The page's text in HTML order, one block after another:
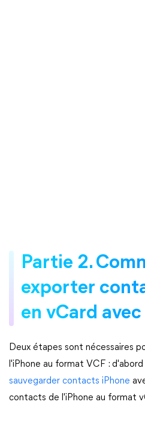
Partie 2.
exporter
en vCard
Deux étapes sont nécessaires
l'iPhone au format VCF : d'abord
sauvegarder contacts iPhone
contacts de l'iPhone au format